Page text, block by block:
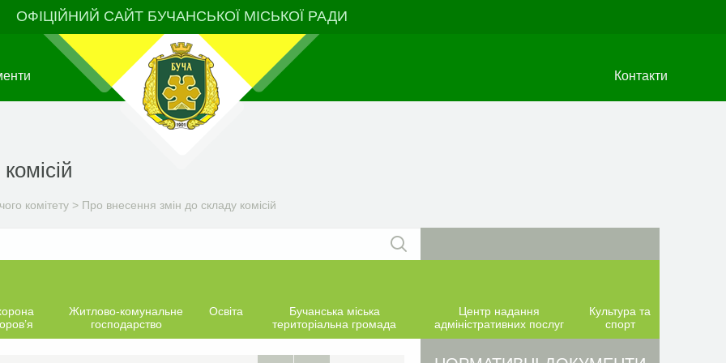
ОФІЦІЙНИЙ САЙТ БУЧАНСЬКОЇ МІСЬКОЇ РАДИ
Контакти
комітету > Про внесення змін до складу комісій
Житлово-комунальне
господарство
Освіта
Бучанська міська
територіальна громада
Центр надання
адміністративних послуг
Культура та
спорт